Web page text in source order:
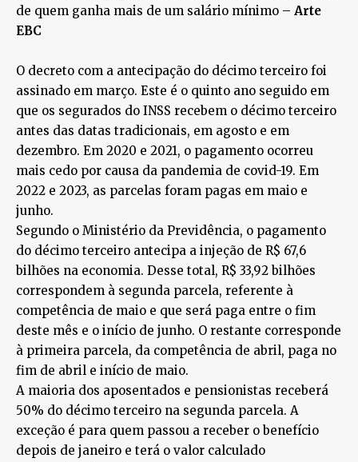
de quem ganha mais de um salário mínimo – Arte
EBC
O decreto com a antecipação do décimo terceiro foi
assinado em março. Este é o quinto ano seguido em
que os segurados do INSS recebem o décimo terceiro
antes das datas tradicionais, em agosto e em
dezembro. Em 2020 e 2021, o pagamento ocorreu
mais cedo por causa da pandemia de covid-19. Em
2022 e 2023, as parcelas foram pagas em maio e
junho.
Segundo o Ministério da Previdência, o pagamento
do décimo terceiro antecipa a injeção de R$ 67,6
bilhões na economia. Desse total, R$ 33,92 bilhões
correspondem à segunda parcela, referente à
competência de maio e que será paga entre o fim
deste mês e o início de junho. O restante corresponde
à primeira parcela, da competência de abril, paga no
fim de abril e início de maio.
A maioria dos aposentados e pensionistas receberá
50% do décimo terceiro na segunda parcela. A
exceção é para quem passou a receber o benefício
depois de janeiro e terá o valor calculado